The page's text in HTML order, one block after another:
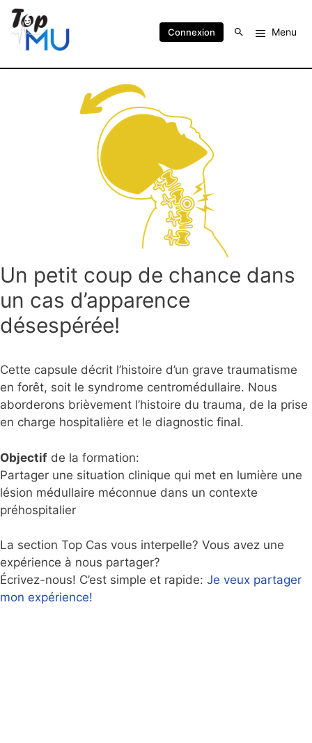
Connexion Menu
Un petit coup de chance dans
un cas d’apparence
désespérée!
Cette capsule décrit l’histoire d’un grave traumatisme
en forêt, soit le syndrome centromédullaire. Nous
aborderons brièvement l’histoire du trauma, de la prise
en charge hospitalière et le diagnostic final.
Objectif de la formation:
Partager une situation clinique qui met en lumière une
lésion médullaire méconnue dans un contexte
préhospitalier
La section Top Cas vous interpelle? Vous avez une
expérience à nous partager?
Écrivez-nous! C’est simple et rapide: Je veux partager
mon expérience!